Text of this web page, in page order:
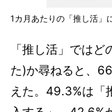
1カ月あたりの「推し活」
「推し活」では
た)か尋ねると、
えた。49.3%は「